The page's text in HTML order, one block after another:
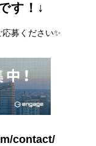
す！↓
募ください✨
contact/